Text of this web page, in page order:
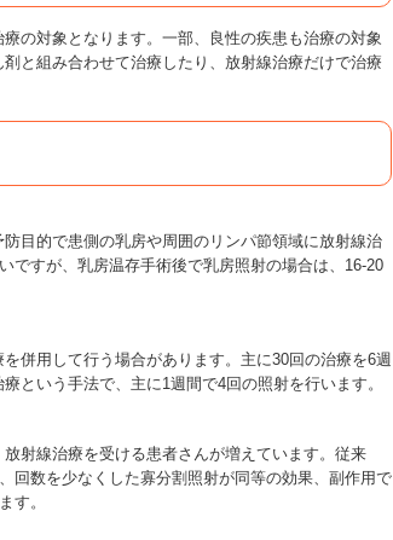
の対象となります。一部、良性の疾患も治療の対象
と組み合わせて治療したり、放射線治療だけで治療
目的で患側の乳房や周囲のリンパ節領域に放射線治
ですが、乳房温存手術後で乳房照射の場合は、16-20
併用して行う場合があります。主に30回の治療を6週
という手法で、主に1週間で4回の照射を行います。
射線治療を受ける患者さんが増えています。従来
回数を少なくした寡分割照射が同等の効果、副作用で
す。